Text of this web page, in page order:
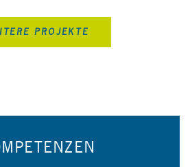
PROJEKTE